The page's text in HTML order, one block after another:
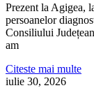
Prezent la Agigea,
persoanelor
Consiliului
am
Citeste mai multe
iulie 30, 2026